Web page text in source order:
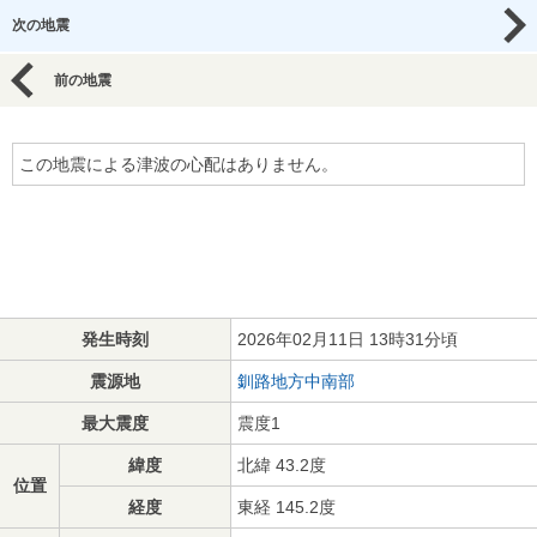
次の地震
前の地震
この地震による津波の心配はありません。
発生時刻 2026年02月11日 13時31分頃
震源地 釧路地方中南部
最大震度 震度1
位置
緯度 北緯 43.2度
経度 東経 145.2度